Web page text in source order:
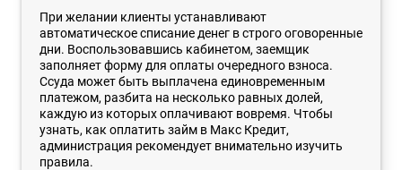
При желании клиенты устанавливают
автоматическое списание денег в строго оговоренные
дни. Воспользовавшись кабинетом, заемщик
заполняет форму для оплаты очередного взноса.
Ссуда может быть выплачена единовременным
платежом, разбита на несколько равных долей,
каждую из которых оплачивают вовремя. Чтобы
узнать, как оплатить займ в Макс Кредит,
администрация рекомендует внимательно изучить
правила.